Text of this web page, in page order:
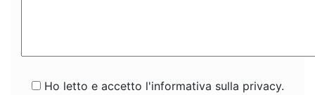
Ho letto e accetto l'informativa sulla privacy.